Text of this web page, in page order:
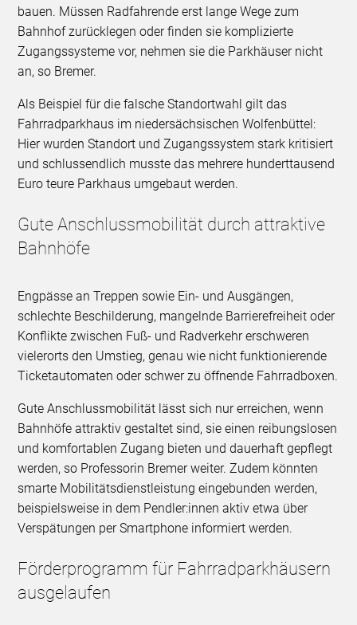
bauen. Müssen Radfahrende erst lange Wege zum
Bahnhof zurücklegen oder finden sie komplizierte
Zugangssysteme vor, nehmen sie die Parkhäuser nicht
an, so Bremer.
Als Beispiel für die falsche Standortwahl gilt das
Fahrradparkhaus im niedersächsischen Wolfenbüttel:
Hier wurden Standort und Zugangssystem stark kritisiert
und schlussendlich musste das mehrere hunderttausend
Euro teure Parkhaus umgebaut werden.
Gute Anschlussmobilität durch attraktive
Bahnhöfe
Engpässe an Treppen sowie Ein- und Ausgängen,
schlechte Beschilderung, mangelnde Barrierefreiheit oder
Konflikte zwischen Fuß- und Radverkehr erschweren
vielerorts den Umstieg, genau wie nicht funktionierende
Ticketautomaten oder schwer zu öffnende Fahrradboxen.
Gute Anschlussmobilität lässt sich nur erreichen, wenn
Bahnhöfe attraktiv gestaltet sind, sie einen reibungslosen
und komfortablen Zugang bieten und dauerhaft gepflegt
werden, so Professorin Bremer weiter. Zudem könnten
smarte Mobilitätsdienstleistung eingebunden werden,
beispielsweise in dem Pendler:innen aktiv etwa über
Verspätungen per Smartphone informiert werden.
Förderprogramm für Fahrradparkhäusern
ausgelaufen